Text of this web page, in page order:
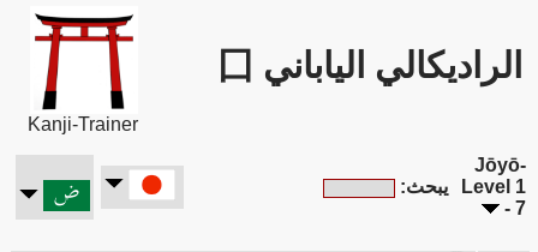
الراديكالي الياباني 囗
Kanji-Trainer
Jōyō-
Level 1
- 7
يبحث: